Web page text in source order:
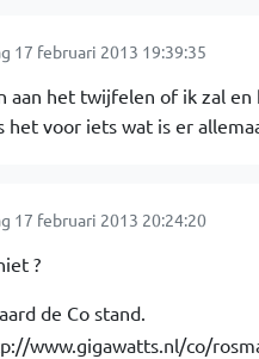
17 februari 2013 19:39:35
aan het twijfelen of ik zal
het voor iets wat is er
17 februari 2013 20:24:20
?
de Co stand.